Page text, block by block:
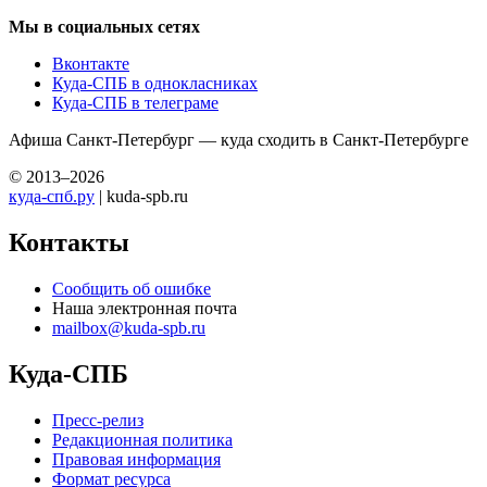
Мы в социальных сетях
Вконтакте
Куда-СПБ в однокласниках
Куда-СПБ в телеграме
Афиша Санкт-Петербург — куда сходить в Санкт-Петербурге
© 2013–2026
куда-спб.ру | kuda-spb.ru
Контакты
Сообщить об ошибке
Наша электронная почта
mailbox@kuda-spb.ru
Куда-СПБ
Пресс-релиз
Редакционная политика
Правовая информация
Формат ресурса